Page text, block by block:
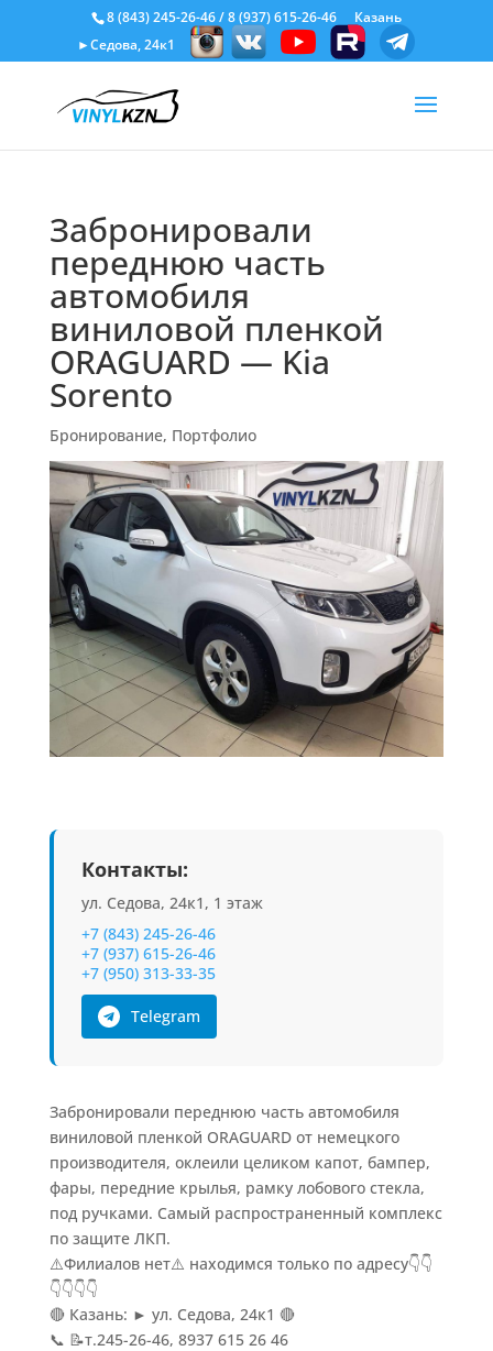
8 (843) 245-26-46/8 (937) 615-26-46
Казань
►Седова, 24к1
Забронировали
переднюю часть
автомобиля
виниловой пленкой
ORAGUARD — Kia
Sorento
Бронирование, Портфолио
Контакты:
ул. Седова, 24к1, 1 этаж
+7 (843) 245-26-46
+7 (937) 615-26-46
+7 (950) 313-33-35
Telegram
Забронировали переднюю часть автомобиля
виниловой пленкой ORAGUARD от немецкого
производителя, оклеили целиком капот, бампер,
фары, передние крылья, рамку лобового стекла,
под ручками. Самый распространенный комплекс
по защите ЛКП.
⚠️Филиалов нет⚠️ находимся только по адресу👇👇
👇👇👇👇
🔴 Казань: ► ул. Седова, 24к1 🔴
📞 📝т.245-26-46, 8937 615 26 46